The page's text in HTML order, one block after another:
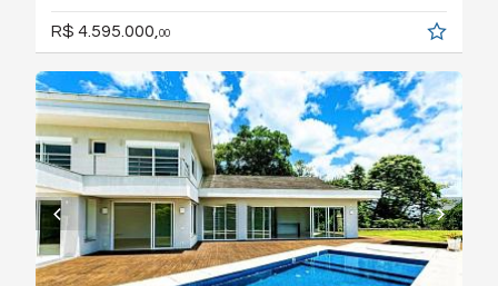
R$ 4.595.000,00